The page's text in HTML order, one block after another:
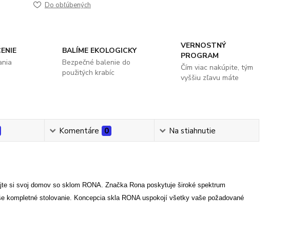
Do obľúbených
BALÍME EKOLOGICKY
Bezpečné balenie do
použitých krabíc
VERNOSTNÝ
PROGRAM
Čím viac nakúpite, tým
vyššiu zľavu máte
Komentáre 0 Na stiahnutie
si svoj domov so sklom RONA. Značka Rona poskytuje široké spektrum
kompletné stolovanie. Koncepcia skla RONA uspokojí všetky vaše požadované